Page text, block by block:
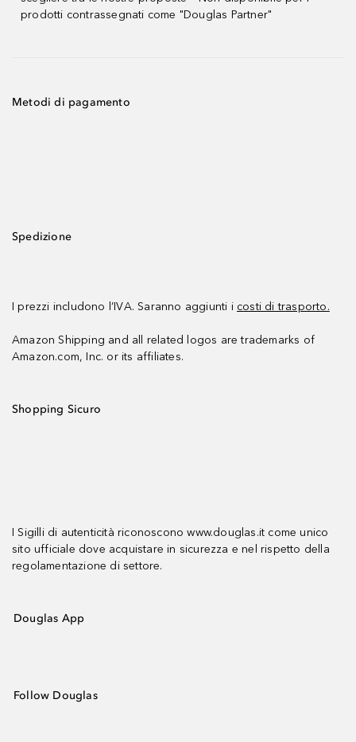
prodotti contrassegnati come "Douglas Partner"
Metodi di pagamento
Spedizione
I prezzi includono l’IVA. Saranno aggiunti i costi di trasporto.
Amazon Shipping and all related logos are trademarks of
Amazon.com, Inc. or its affiliates.
Shopping Sicuro
I Sigilli di autenticità riconoscono www.douglas.it come unico
sito ufficiale dove acquistare in sicurezza e nel rispetto della
regolamentazione di settore.
Douglas App
Follow Douglas